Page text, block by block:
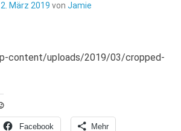
März 2019 von Jamie
content/uploads/2019/03/cropped-
Facebook Mehr